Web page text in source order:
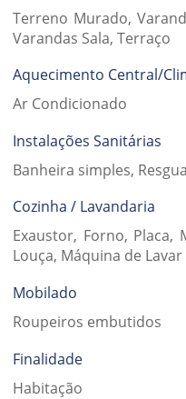
Terreno Murado,
Varandas Sala, Terraço
Aquecimento Central/
Ar Condicionado
Instalações Sanitárias
Banheira simples,
Cozinha / Lavandaria
Exaustor, Forno, Placa,
Louça, Máquina de Lavar
Mobilado
Roupeiros embutidos
Finalidade
Habitação